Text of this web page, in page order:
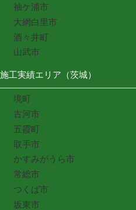
袖ケ浦市
大網白里市
酒々井町
山武市
施工実績エリア（茨城）
境町
古河市
五霞町
取手市
かすみがうら市
常総市
つくば市
坂東市